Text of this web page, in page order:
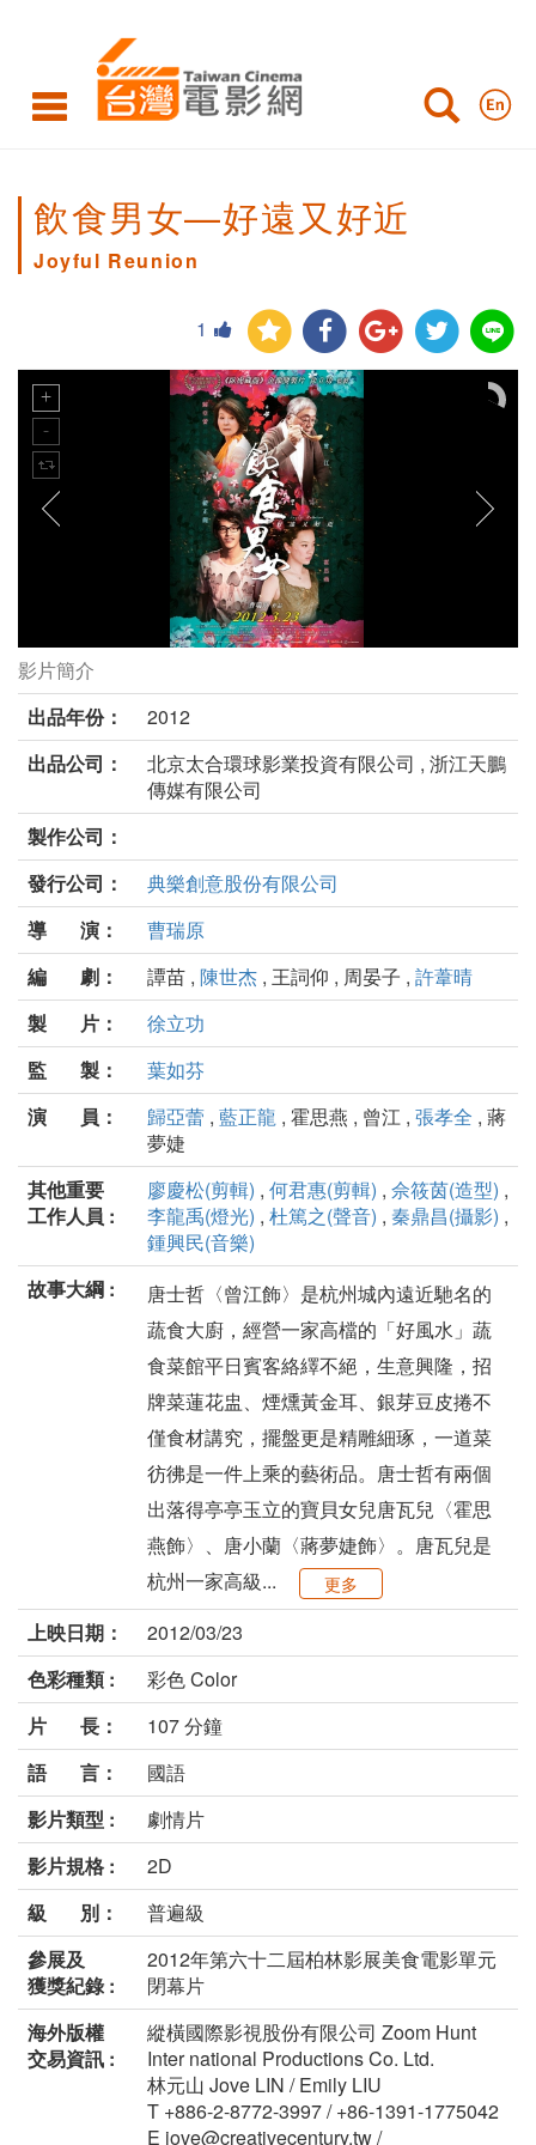
飲食男女—好遠又好近
Joyful Reunion
1
飲食男女—好遠又好近劇照
影片簡介
出品年份：
2012
出品公司：
北京太合環球影業投資有限公司 , 浙江天鵬
傳媒有限公司
製作公司：
發行公司：
典樂創意股份有限公司
導 演：
曹瑞原
編 劇：
譚苗 , 陳世杰 , 王詞仰 , 周晏子 , 許葦晴
製 片：
徐立功
監 製：
葉如芬
演 員：
歸亞蕾 , 藍正龍 , 霍思燕 , 曾江 , 張孝全 , 蔣
夢婕
其他重要
工作人員 :
廖慶松(剪輯) , 何君惠(剪輯) , 佘筱茵(造型) ,
李龍禹(燈光) , 杜篤之(聲音) , 秦鼎昌(攝影) ,
鍾興民(音樂)
故事大綱 :
唐士哲〈曾江飾〉是杭州城內遠近馳名的
蔬食大廚，經營一家高檔的「好風水」蔬
食菜館平日賓客絡繹不絕，生意興隆，招
牌菜蓮花盅、煙燻黃金耳、銀芽豆皮捲不
僅食材講究，擺盤更是精雕細琢，一道菜
彷彿是一件上乘的藝術品。唐士哲有兩個
出落得亭亭玉立的寶貝女兒唐瓦兒〈霍思
燕飾〉、唐小蘭〈蔣夢婕飾〉。唐瓦兒是
杭州一家高級...
更多
上映日期：
2012/03/23
色彩種類 :
彩色 Color
片 長：
107 分鐘
語 言：
國語
影片類型 :
劇情片
影片規格 :
2D
級 別：
普遍級
參展及
獲獎紀錄 :
2012年第六十二屆柏林影展美食電影單元
閉幕片
海外版權
交易資訊 :
縱橫國際影視股份有限公司 Zoom Hunt
Inter national Productions Co. Ltd.
林元山 Jove LIN / Emily LIU
T +886-2-8772-3997 / +86-1391-1775042
E jove@creativecentury.tw /